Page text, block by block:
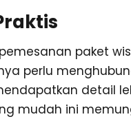
paket
perlu
detail
mudah ini